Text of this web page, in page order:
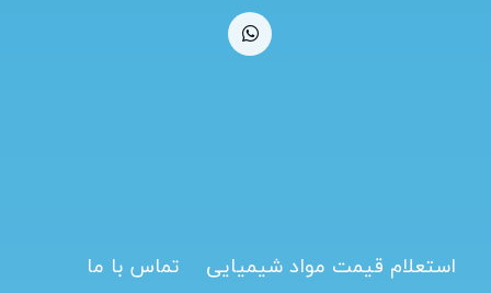
استعلام قیمت مواد شیمیایی تماس با ما